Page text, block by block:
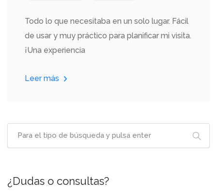
Todo lo que necesitaba en un solo lugar. Fácil
de usar y muy práctico para planificar mi visita.
¡Una experiencia
Leer más
¿Dudas o consultas?